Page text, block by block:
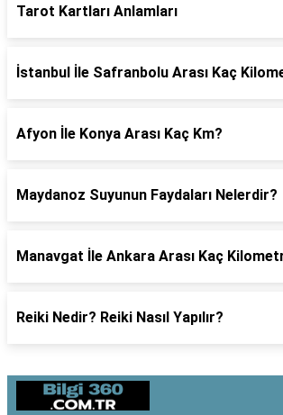
Tarot Kartları Anlamları
İstanbul İle Safranbolu Arası Kaç
Afyon İle Konya Arası Kaç Km?
Maydanoz Suyunun Faydaları Nelerdir?
Manavgat İle Ankara Arası Kaç
Reiki Nedir? Reiki Nasıl Yapılır?